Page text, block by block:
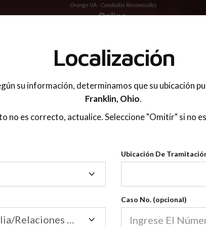
Orange VA - Condados Reconocidos
Condados
2600
Condados
Nuestras clases de
2600 condados.
Las clases para
Localización
su información, determinamos que su ubicación
Franklin, Ohio.
no es correcto, actualice. Seleccione "Omitir" si no
Ubicación De
Tramitación
Tribunal de Familia/Relaciones Domésticas
Caso No. (opcional)